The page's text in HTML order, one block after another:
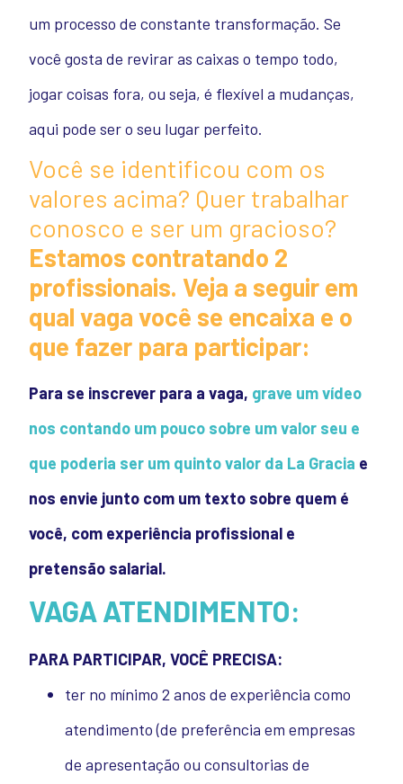
um processo de constante transformação. Se
você gosta de revirar as caixas o tempo todo,
jogar coisas fora, ou seja, é flexível a mudanças,
aqui pode ser o seu lugar perfeito.
Você se identificou com os
valores acima? Quer trabalhar
conosco e ser um gracioso?
Estamos contratando 2
profissionais. Veja a seguir em
qual vaga você se encaixa e o
que fazer para participar:
Para se inscrever para a vaga, grave um vídeo
nos contando um pouco sobre um valor seu e
que poderia ser um quinto valor da La Gracia e
nos envie junto com um texto sobre quem é
você, com experiência profissional e
pretensão salarial.
VAGA ATENDIMENTO:
PARA PARTICIPAR, VOCÊ PRECISA:
ter no mínimo 2 anos de experiência como
atendimento (de preferência em empresas
de apresentação ou consultorias de